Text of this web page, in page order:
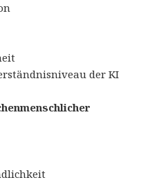
der KI